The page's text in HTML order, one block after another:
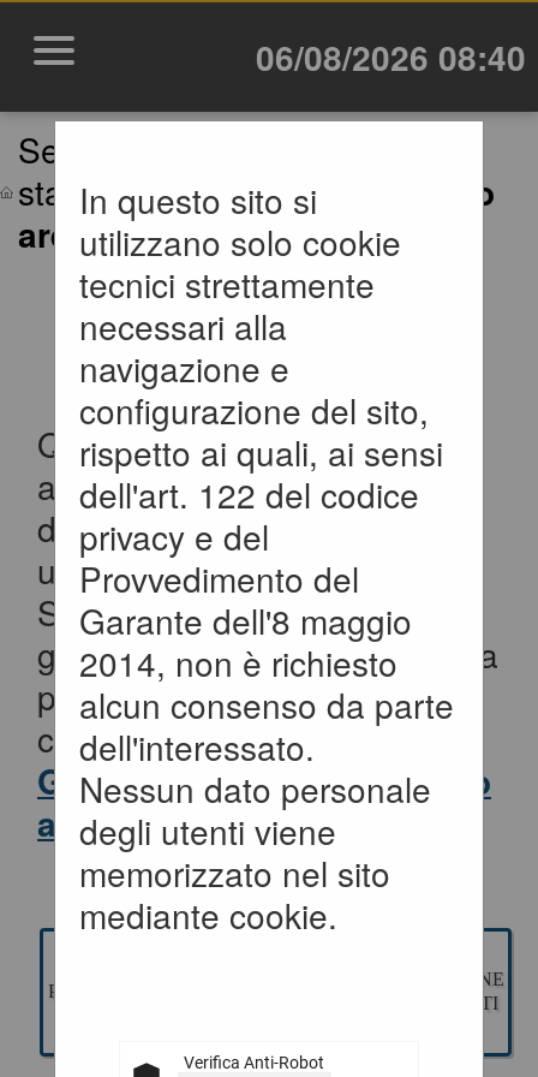
06/08/2026 08:40
Sei qui:
stazione appaltante
Accesso
area riservata SA
In questo sito si
utilizzano solo cookie
tecnici strettamente
necessari alla
navigazione e
configurazione del sito,
rispetto ai quali, ai sensi
dell'art. 122 del codice
privacy e del
Provvedimento del
Garante dell'8 maggio
2014, non è richiesto
alcun consenso da parte
dell'interessato.
Nessun dato personale
degli utenti viene
memorizzato nel sito
mediante cookie.
Verifica Anti-Robot
ACCESSO AREA
RISERVATA SA
Questa sezione è dedicata
agli applicativi per la gestione
della fase di progettazione di
un appalto pubblico di Lavori,
Servizi e Forniture, per la
gestione della fase a evidenza
pubblica ed esecuzione del
contratto.
Gli applicativi presenti sono
ad uso esclusivo dell'Ente.
PROGETTAZIONE
ESECUZIONE
CONTRATTI